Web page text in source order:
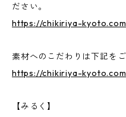
ださい。
https://chikiriya-
素材へのこだわりは下記をご
https://chikiriya-
【みるく】